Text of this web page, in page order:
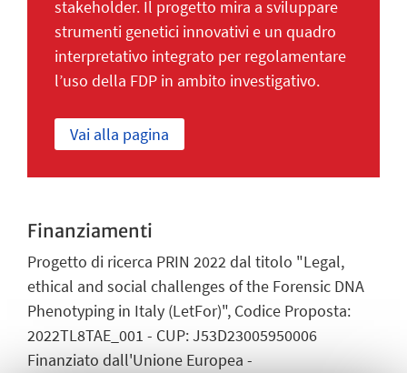
stakeholder. Il progetto mira a sviluppare
strumenti genetici innovativi e un quadro
interpretativo integrato per regolamentare
l’uso della FDP in ambito investigativo.
Vai alla pagina
Finanziamenti
Progetto di ricerca PRIN 2022 dal titolo "Legal,
ethical and social challenges of the Forensic DNA
Phenotyping in Italy (LetFor)", Codice Proposta:
2022TL8TAE_001 - CUP: J53D23005950006
Finanziato dall'Unione Europea -